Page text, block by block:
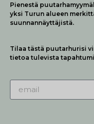
Pienestä
yksi Turun alueen
suunnannäyttäjistä.
Tilaa tästä puutarhurisi
tietoa tulevista